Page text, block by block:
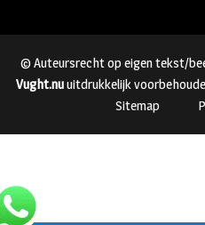
© Auteursrecht op eigen tekst/
Vught.nuuitdrukkelijk
Sitemap